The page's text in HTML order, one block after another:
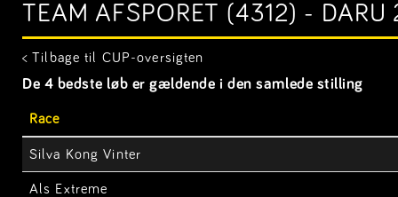
TEAM AFSPORET (4312) - DARU
< Tilbage til CUP-oversigten
De 4 bedste løb er gældende i den samlede stilling
Race
Silva Kong Vinter
Als Extreme